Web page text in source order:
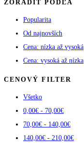
ZORADIŤ PODĽA
Popularita
Od najnovších
Cena: nízka až vysoká
Cena: vysoká až nízka
CENOVÝ FILTER
Všetko
0,00€ - 70,00€
70,00€ - 140,00€
140,00€ - 210,00€